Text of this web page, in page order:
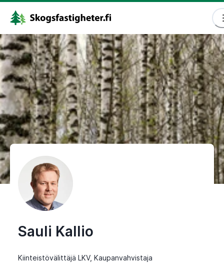
Sauli Kallio
Kiinteistövälittäjä LKV, Kaupanvahvistaja